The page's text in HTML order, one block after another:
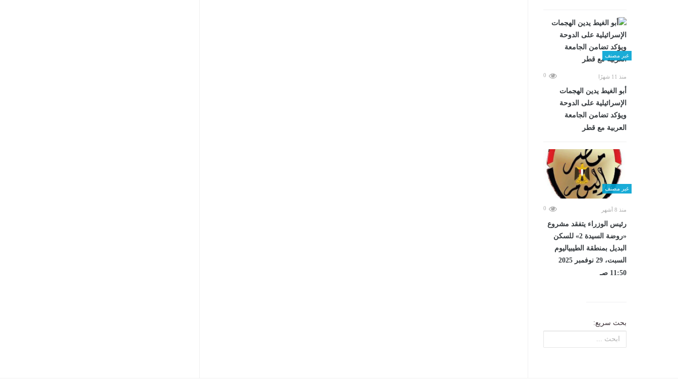
غير مصنف
منذ 11 شهرًا 0
أبو الغيط يدين الهجمات
الإسرائيلية على الدوحة
ويؤكد تضامن الجامعة
العربية مع قطر
غير مصنف
منذ 8 أشهر 0
رئيس الوزراء يتفقد مشروع
«روضة السيدة 2» للسكن
البديل بمنطقة الطيبياليوم
السبت، 29 نوفمبر 2025
11:50 صـ
بحث سريع: